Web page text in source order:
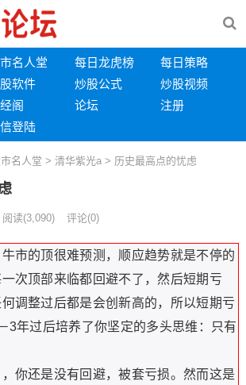
名人堂 每日龙虎榜
每日策略
软件 炒股公式
炒股视频
阁 论坛
注册
登陆
名人堂 > 清华紫光a > 历史最高点的忧虑
阅读(3,090) 评论(0)
市的顶很难预测，顺应趋势就是不停的
次顶部来临都回避不了，然后短期亏
调整过后都是会创新高的，所以短期亏
3年过后培养了你坚定的多头思维：只有
你还是没有回避，被套亏损。然而这是